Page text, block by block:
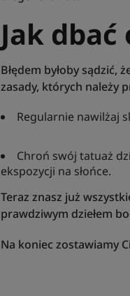
Jak
Błędem byłoby
zasady, których należy
Regularnie nawilżaj
Chroń swój tatuaż
ekspozycji na słońce.
Teraz znasz już
prawdziwym dziełem
Na koniec zostawiamy